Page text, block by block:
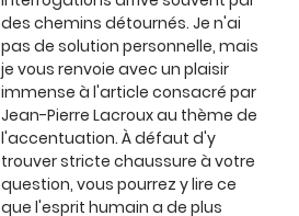
des chemins détournés. Je n'ai
pas de solution personnelle, mais
je vous renvoie avec un plaisir
immense à l'article consacré par
Jean-Pierre Lacroux au thème de
l'accentuation. À défaut d'y
trouver stricte chaussure à votre
question, vous pourrez y lire ce
que l'esprit humain a de plus